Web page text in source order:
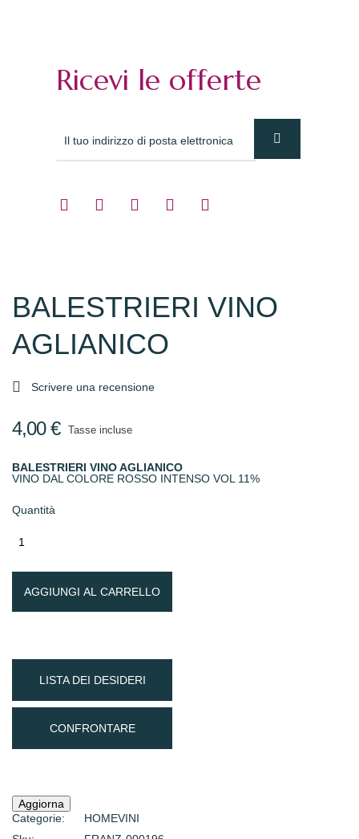
Ricevi le offerte
BALESTRIERI VINO
AGLIANICO
 Scrivere una recensione
4,00 € Tasse incluse
BALESTRIERI VINO AGLIANICO
VINO DAL COLORE ROSSO INTENSO VOL 11%
Quantità
AGGIUNGI AL CARRELLO
LISTA DEI DESIDERI
CONFRONTARE
Categorie: HOMEVINI